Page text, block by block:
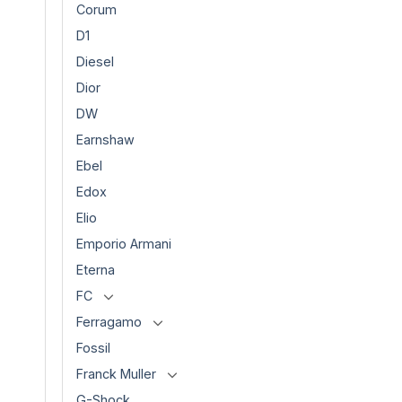
Corum
D1
Diesel
Dior
DW
Earnshaw
Ebel
Edox
Elio
Emporio Armani
Eterna
FC
Ferragamo
Fossil
Franck Muller